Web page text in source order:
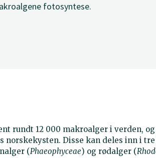
fotosyntese.
rundt 12 000 makroalger i verden,
norskekysten. Disse kan deles inn i
(Phaeophyceae) og rødalger (